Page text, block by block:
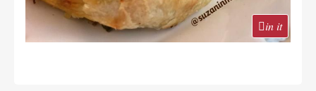
in it